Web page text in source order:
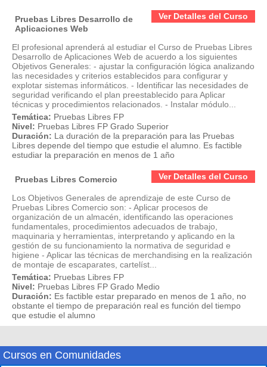
Ver Detalles del Curso
Pruebas Libres Desarrollo de
Aplicaciones Web
El profesional aprenderá al estudiar el Curso de Pruebas Libres
Desarrollo de Aplicaciones Web de acuerdo a los siguientes
Objetivos Generales: - ajustar la configuración lógica analizando
las necesidades y criterios establecidos para configurar y
explotar sistemas informáticos. - Identificar las necesidades de
seguridad verificando el plan preestablecido para Aplicar
técnicas y procedimientos relacionados. - Instalar módulo...
Temática: Pruebas Libres FP
Nivel: Pruebas Libres FP Grado Superior
Duración: La duración de la preparación para las Pruebas
Libres depende del tiempo que estudie el alumno. Es factible
estudiar la preparación en menos de 1 año
Ver Detalles del Curso
Pruebas Libres Comercio
Los Objetivos Generales de aprendizaje de este Curso de
Pruebas Libres Comercio son: - Aplicar procesos de
organización de un almacén, identificando las operaciones
fundamentales, procedimientos adecuados de trabajo,
maquinaria y herramientas, interpretando y aplicando en la
gestión de su funcionamiento la normativa de seguridad e
higiene - Aplicar las técnicas de merchandising en la realización
de montaje de escaparates, cartelíst...
Temática: Pruebas Libres FP
Nivel: Pruebas Libres FP Grado Medio
Duración: Es factible estar preparado en menos de 1 año, no
obstante el tiempo de preparación real es función del tiempo
que estudie el alumno
Cursos en Comunidades